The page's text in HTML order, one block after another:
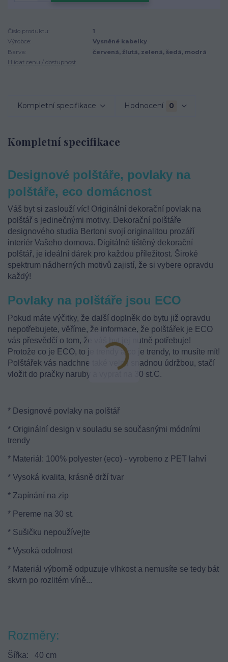
Číslo produktu:
1
Výrobce:
Vysněné kabelky
Barva:
červená, žlutá, zelená, šedá, modrá
Hlídat cenu / dostupnost
Kompletní specifikace Hodnocení 0
Kompletní specifikace
Designové polštáře, povlaky na
polštáře, eco domácnost
Váš byt si zaslouží víc! Originální dekorační povlak na
polštář s jedinečnými motivy. Dekorační polštáře
designového studia Bertoni svojí originalitou prozáří
interiér Vašeho domova. Digitálně tištěný dekorační
polštář, je ideální dárek pro každou příležitost. Široké
spektrum nádherných motivů zajistí, že si vybere opravdu
každý!
Povlaky na polštáře jsou ECO
Pokud máte výčitky, že další doplněk do bytu již opravdu
nepotřebujete, věříme, že informace, že polštářek je ECO
vás přesvědčí o tom, že váš byt jej nutně potřebuje!
Protože co je ECO, to je trendy a co je trendy, to musíte mít!
Polštářek vás nadchne také velmi snadnou údržbou, stačí
vložit do pračky naruby a vyprat na 30 st.C.
* Designové povlaky na polštář
* Originální design v souladu se současnými módními
trendy
* Materiál: 100% polyester (eco) - vyrobeno z PET lahví
* Vysoká kvalita, krásně drží tvar
* Zapínání na zip
* Pereme na 30 st.
* Sušičku nepoužívejte
* Vysoká odolnost
* Materiál výborně odpuzuje vlhkost a nemusíte se tedy bát
skvrn po rozlitém víně...
Rozměry:
Šířka: 40 cm